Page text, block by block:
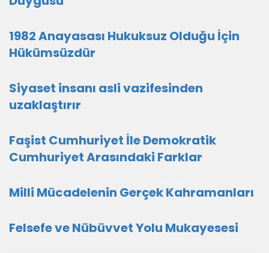
1982 Anayasası Hukuksuz Olduğu İçin
Hükümsüzdür
Siyaset insanı asli vazifesinden
uzaklaştırır
Faşist Cumhuriyet İle Demokratik
Cumhuriyet Arasındaki Farklar
Milli Mücadelenin Gerçek Kahramanları
Felsefe ve Nübüvvet Yolu Mukayesesi